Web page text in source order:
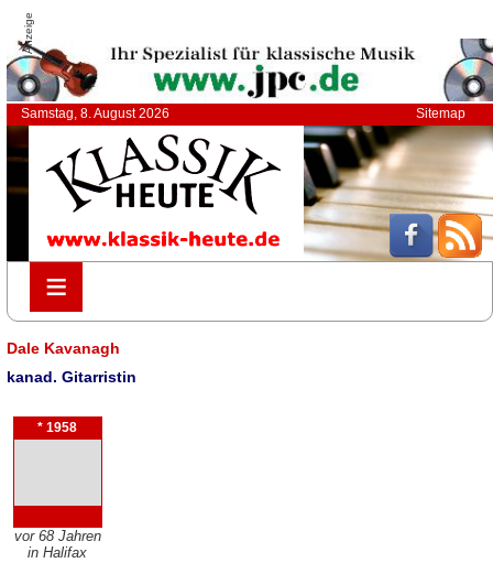
Anzeige
Samstag, 8. August 2026 Sitemap
≡
≡
Dale Kavanagh
kanad. Gitarristin
* 1958
vor 68 Jahren
in Halifax